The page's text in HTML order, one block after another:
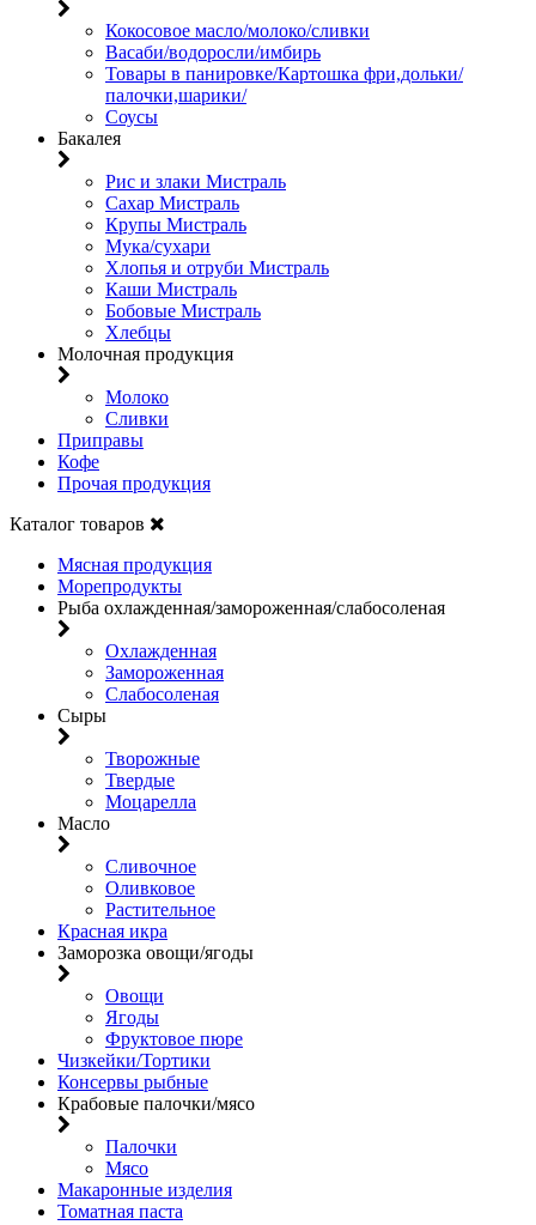
Кокосовое масло/молоко/сливки
Васаби/водоросли/имбирь
Товары в панировке/Картошка фри,дольки/
палочки,шарики/
Соусы
Бакалея
Рис и злаки Мистраль
Сахар Мистраль
Крупы Мистраль
Мука/сухари
Хлопья и отруби Мистраль
Каши Мистраль
Бобовые Мистраль
Хлебцы
Молочная продукция
Молоко
Сливки
Приправы
Кофе
Прочая продукция
Каталог товаров
Мясная продукция
Морепродукты
Рыба охлажденная/замороженная/слабосоленая
Охлажденная
Замороженная
Слабосоленая
Сыры
Творожные
Твердые
Моцарелла
Масло
Сливочное
Оливковое
Растительное
Красная икра
Заморозка овощи/ягоды
Овощи
Ягоды
Фруктовое пюре
Чизкейки/Тортики
Консервы рыбные
Крабовые палочки/мясо
Палочки
Мясо
Макаронные изделия
Томатная паста